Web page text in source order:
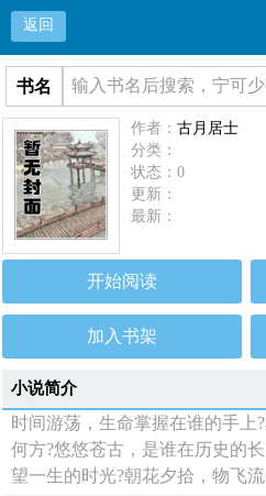
返回
书名
作者：古月居士
分类：
状态：0
更新：
最新：
开始阅读
加入书架
小说简介
时间游荡，生命掌握在谁的手上
何方?悠悠苍古，是谁在历史的
望一生的时光?朝花夕拾，物飞